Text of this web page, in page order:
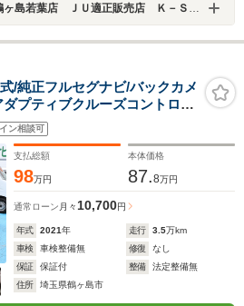
葉店 ＪＵ適正販売店 Ｋ－ＳＴＡＧＥ２７２
正フルセグナビ/バックカメ
プティブクルーズコントロー
ブル/LEDヘッドライト/衝突
ー/ソナーセンサー/オートエア
ン相談可
支払総額
98万円
本体価格
87.8万円
通常ローン 月々 10,700円
年式 2021年 走行 3.5万km
車検
車検整備無 修復
なし
保証
保証付 整備
法定整備無
住所
埼玉県鶴ヶ島市